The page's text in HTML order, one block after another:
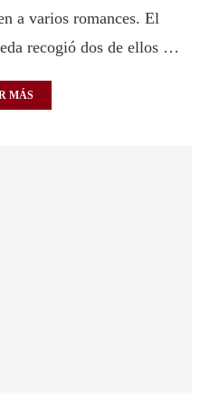
a varios romances. El
recogió dos de ellos …
MÁS